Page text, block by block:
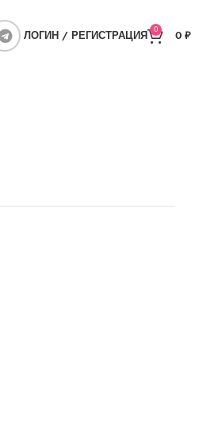
ЛОГИН / РЕГИСТРАЦИЯ 0 0 ₽